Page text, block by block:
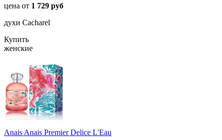
цена от 1 729 руб
духи Cacharel
Купить
женские
Anais Anais Premier Delice L'Eau